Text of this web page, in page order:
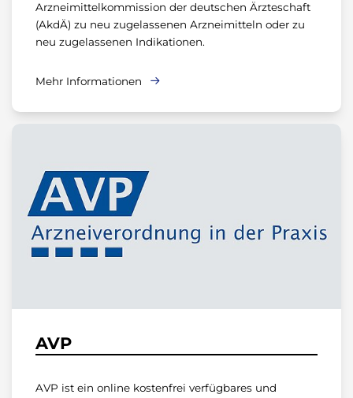
Arzneimittelkommission der deutschen Ärzteschaft
(AkdÄ) zu neu zugelassenen Arzneimitteln oder zu
neu zugelassenen Indikationen.
Mehr Informationen
AVP
AVP ist ein online kostenfrei verfügbares und